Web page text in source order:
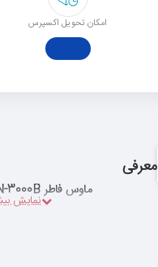
امکان تحویل اکسپرس
معرفی
ماوس فاطر Fater MCN-3000B